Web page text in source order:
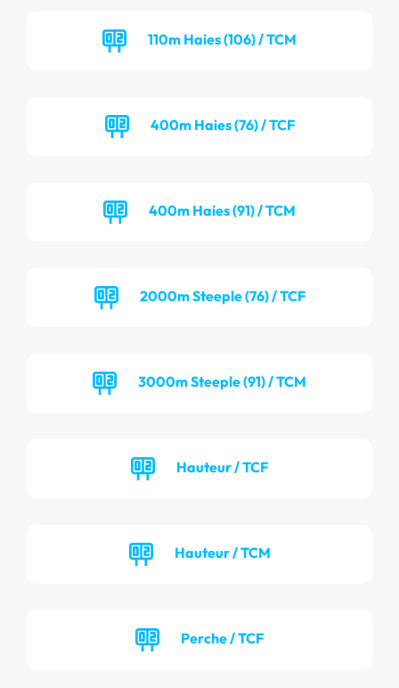
110m Haies (106) / TCM
400m Haies (76) / TCF
400m Haies (91) / TCM
2000m Steeple (76) / TCF
3000m Steeple (91) / TCM
Hauteur / TCF
Hauteur / TCM
Perche / TCF